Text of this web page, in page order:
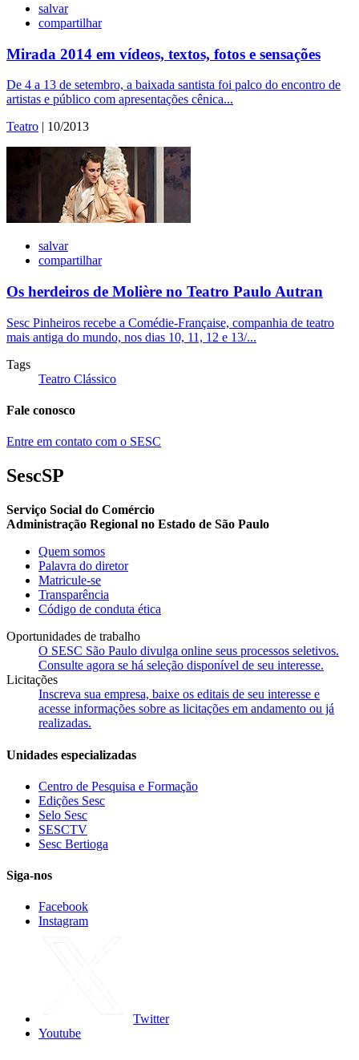
salvar
compartilhar
Mirada 2014 em vídeos, textos, fotos e sensações
De 4 a 13 de setembro, a baixada santista foi palco do encontro de
artistas e público com apresentações cênica...
Teatro | 10/2013
salvar
compartilhar
Os herdeiros de Molière no Teatro Paulo Autran
Sesc Pinheiros recebe a Comédie-Française, companhia de teatro
mais antiga do mundo, nos dias 10, 11, 12 e 13/...
Tags
Teatro Clássico
Fale conosco
Entre em contato com o SESC
SescSP
Serviço Social do Comércio
Administração Regional no Estado de São Paulo
Quem somos
Palavra do diretor
Matricule-se
Transparência
Código de conduta ética
Oportunidades de trabalho
O SESC São Paulo divulga online seus processos seletivos.
Consulte agora se há seleção disponível de seu interesse.
Licitações
Inscreva sua empresa, baixe os editais de seu interesse e
acesse informações sobre as licitações em andamento ou já
realizadas.
Unidades especializadas
Centro de Pesquisa e Formação
Edições Sesc
Selo Sesc
SESCTV
Sesc Bertioga
Siga-nos
Facebook
Instagram
Twitter
Youtube